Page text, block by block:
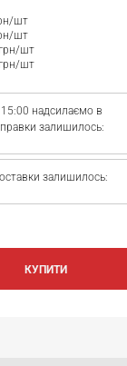
надсилаємо в
залишилось:
залишилось:
шт
шт
шт
шт
КУПИТИ